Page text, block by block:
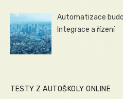
Automatizace
Integrace a řízení
TESTY Z AUTOŠKOLY ONLINE